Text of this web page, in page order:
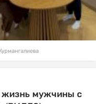
жизнь мужчины с